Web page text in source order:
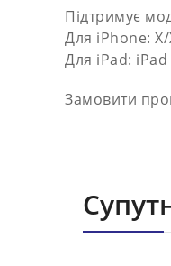
Підтримує
Для iPhone:
Для iPad: iPad
Замовити